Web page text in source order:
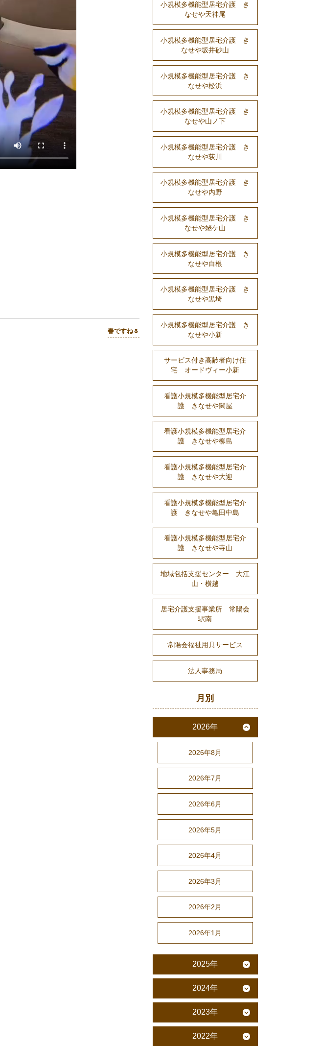
春ですね🌷
小規模多機能型居宅介護 き
なせや天神尾
小規模多機能型居宅介護 き
なせや坂井砂山
小規模多機能型居宅介護 き
なせや松浜
小規模多機能型居宅介護 き
なせや山ノ下
小規模多機能型居宅介護 き
なせや荻川
小規模多機能型居宅介護 き
なせや内野
小規模多機能型居宅介護 き
なせや姥ケ山
小規模多機能型居宅介護 き
なせや白根
小規模多機能型居宅介護 き
なせや黒埼
小規模多機能型居宅介護 き
なせや小新
サービス付き高齢者向け住
宅 オードヴィー小新
看護小規模多機能型居宅介
護 きなせや関屋
看護小規模多機能型居宅介
護 きなせや柳島
看護小規模多機能型居宅介
護 きなせや大迎
看護小規模多機能型居宅介
護 きなせや亀田中島
看護小規模多機能型居宅介
護 きなせや寺山
地域包括支援センター 大江
山・横越
居宅介護支援事業所 常陽会
駅南
常陽会福祉用具サービス
法人事務局
月別
2026年
2026年8月
2026年7月
2026年6月
2026年5月
2026年4月
2026年3月
2026年2月
2026年1月
2025年
2024年
2023年
2022年